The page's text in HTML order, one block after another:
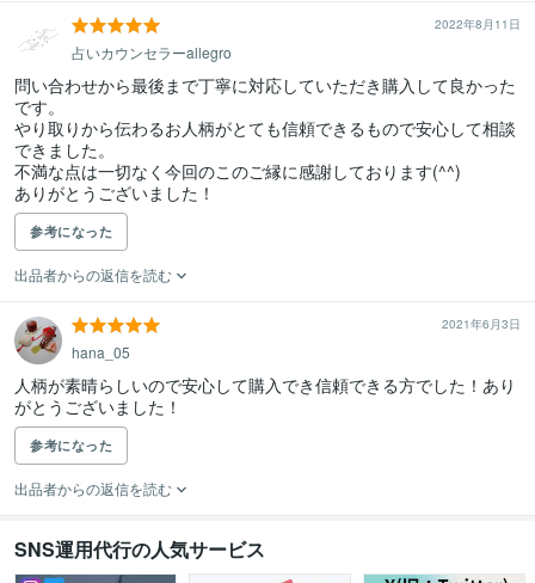
2022年8月11日
占いカウンセラーallegro
問い合わせから最後まで丁寧に対応していただき購入して良かった
です。
やり取りから伝わるお人柄がとても信頼できるもので安心して相談
できました。
不満な点は一切なく今回のこのご縁に感謝しております(^^)
ありがとうございました！
参考になった
出品者からの返信を読む
2021年6月3日
hana_05
人柄が素晴らしいので安心して購入でき信頼できる方でした！あり
がとうございました！
参考になった
出品者からの返信を読む
SNS運用代行の人気サービス